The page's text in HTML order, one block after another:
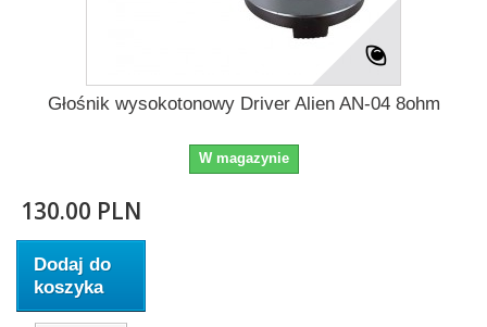
Głośnik wysokotonowy Driver Alien AN-04 8ohm
W magazynie
130.00 PLN
Dodaj do
koszyka